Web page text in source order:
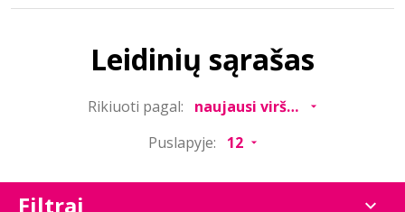
Leidinių sąrašas
Rikiuoti pagal:
Puslapyje:
Filtrai